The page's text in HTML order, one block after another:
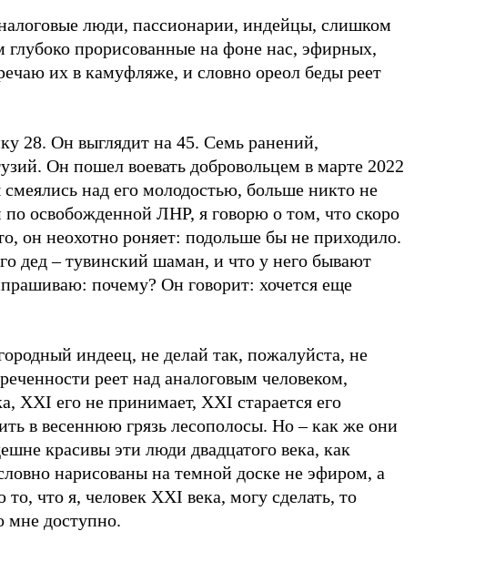
люди, пассионарии, индейцы, слишком
прорисованные на фоне нас, эфирных,
их в камуфляже, и словно ореол беды реет
28. Он выглядит на 45. Семь ранений,
Он пошел воевать добровольцем в марте 2022
над его молодостью, больше никто не
освобожденной ЛНР, я говорю о том, что скоро
он неохотно роняет: подольше бы не приходило.
дед – тувинский шаман, и что у него бывают
почему? Он говорит: хочется еще
индеец, не делай так, пожалуйста, не
реет над аналоговым человеком,
XXI его не принимает, XXI старается его
в весеннюю грязь лесополосы. Но – как же они
красивы эти люди двадцатого века, как
нарисованы на темной доске не эфиром, а
что я, человек XXI века, могу сделать, то
мне доступно.